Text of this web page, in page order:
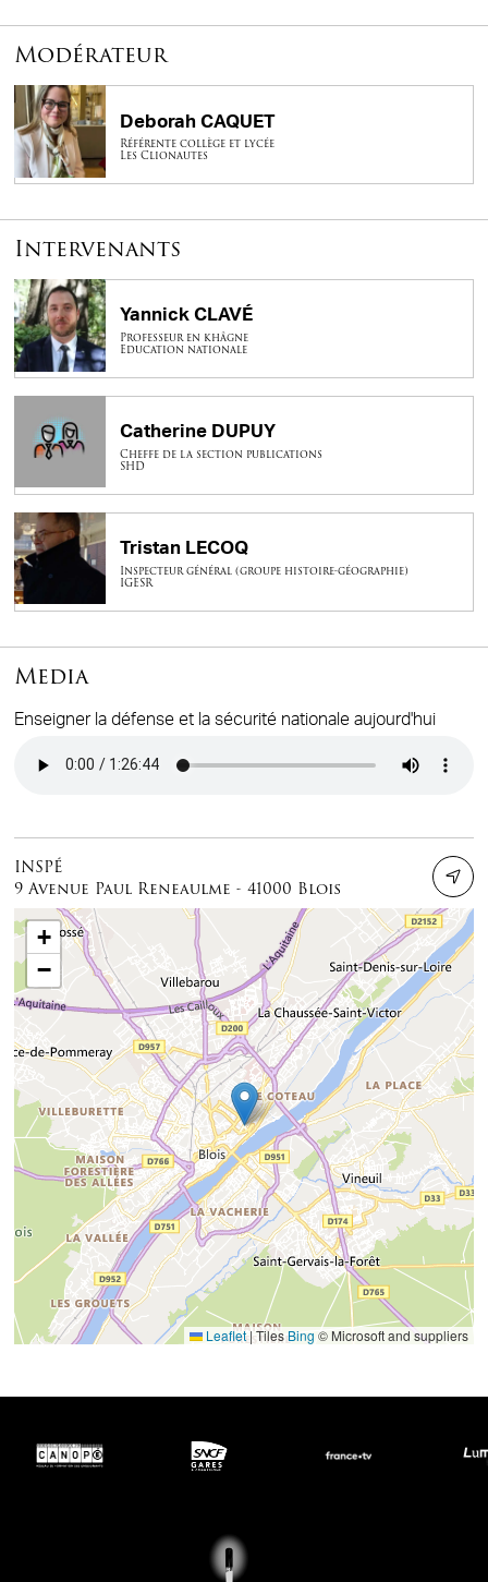
Modérateur
Deborah CAQUET
Référente collège et lycée
Les Clionautes
Intervenants
Yannick CLAVÉ
Professeur en khâgne
Education nationale
Catherine DUPUY
Cheffe de la section publications
SHD
Tristan LECOQ
Inspecteur général (groupe histoire-géographie)
IGESR
Media
Enseigner la défense et la sécurité nationale aujourd'hui
INSPÉ
9 Avenue Paul Reneaulme - 41000 Blois
+
−
Leaflet|TilesBing © Microsoft and suppliers